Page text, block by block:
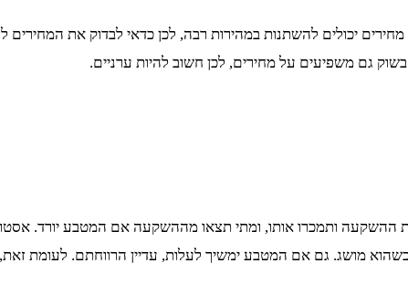
יכולים להשתנות במהירות רבה, לכן כדאי לבדוק את המחירים
גם משפיעים על מחירים, לכן חשוב להיות ערניים.
ותמכרו אותו, ומתי תצאו מההשקעה אם המטבע יורד.
כשהוא מושג. גם אם המטבע ימשיך לעלות, עדיין הרווחתם.